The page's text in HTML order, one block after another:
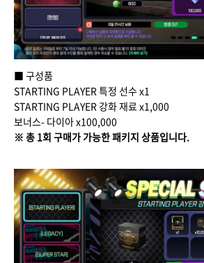
■ 구성품
STARTING PLAYER 특정 선수 x1
STARTING PLAYER 강화 재료 x1,000
보너스- 다이아 x100,000
※ 총 1회 구매가 가능한 패키지 상품입니다.